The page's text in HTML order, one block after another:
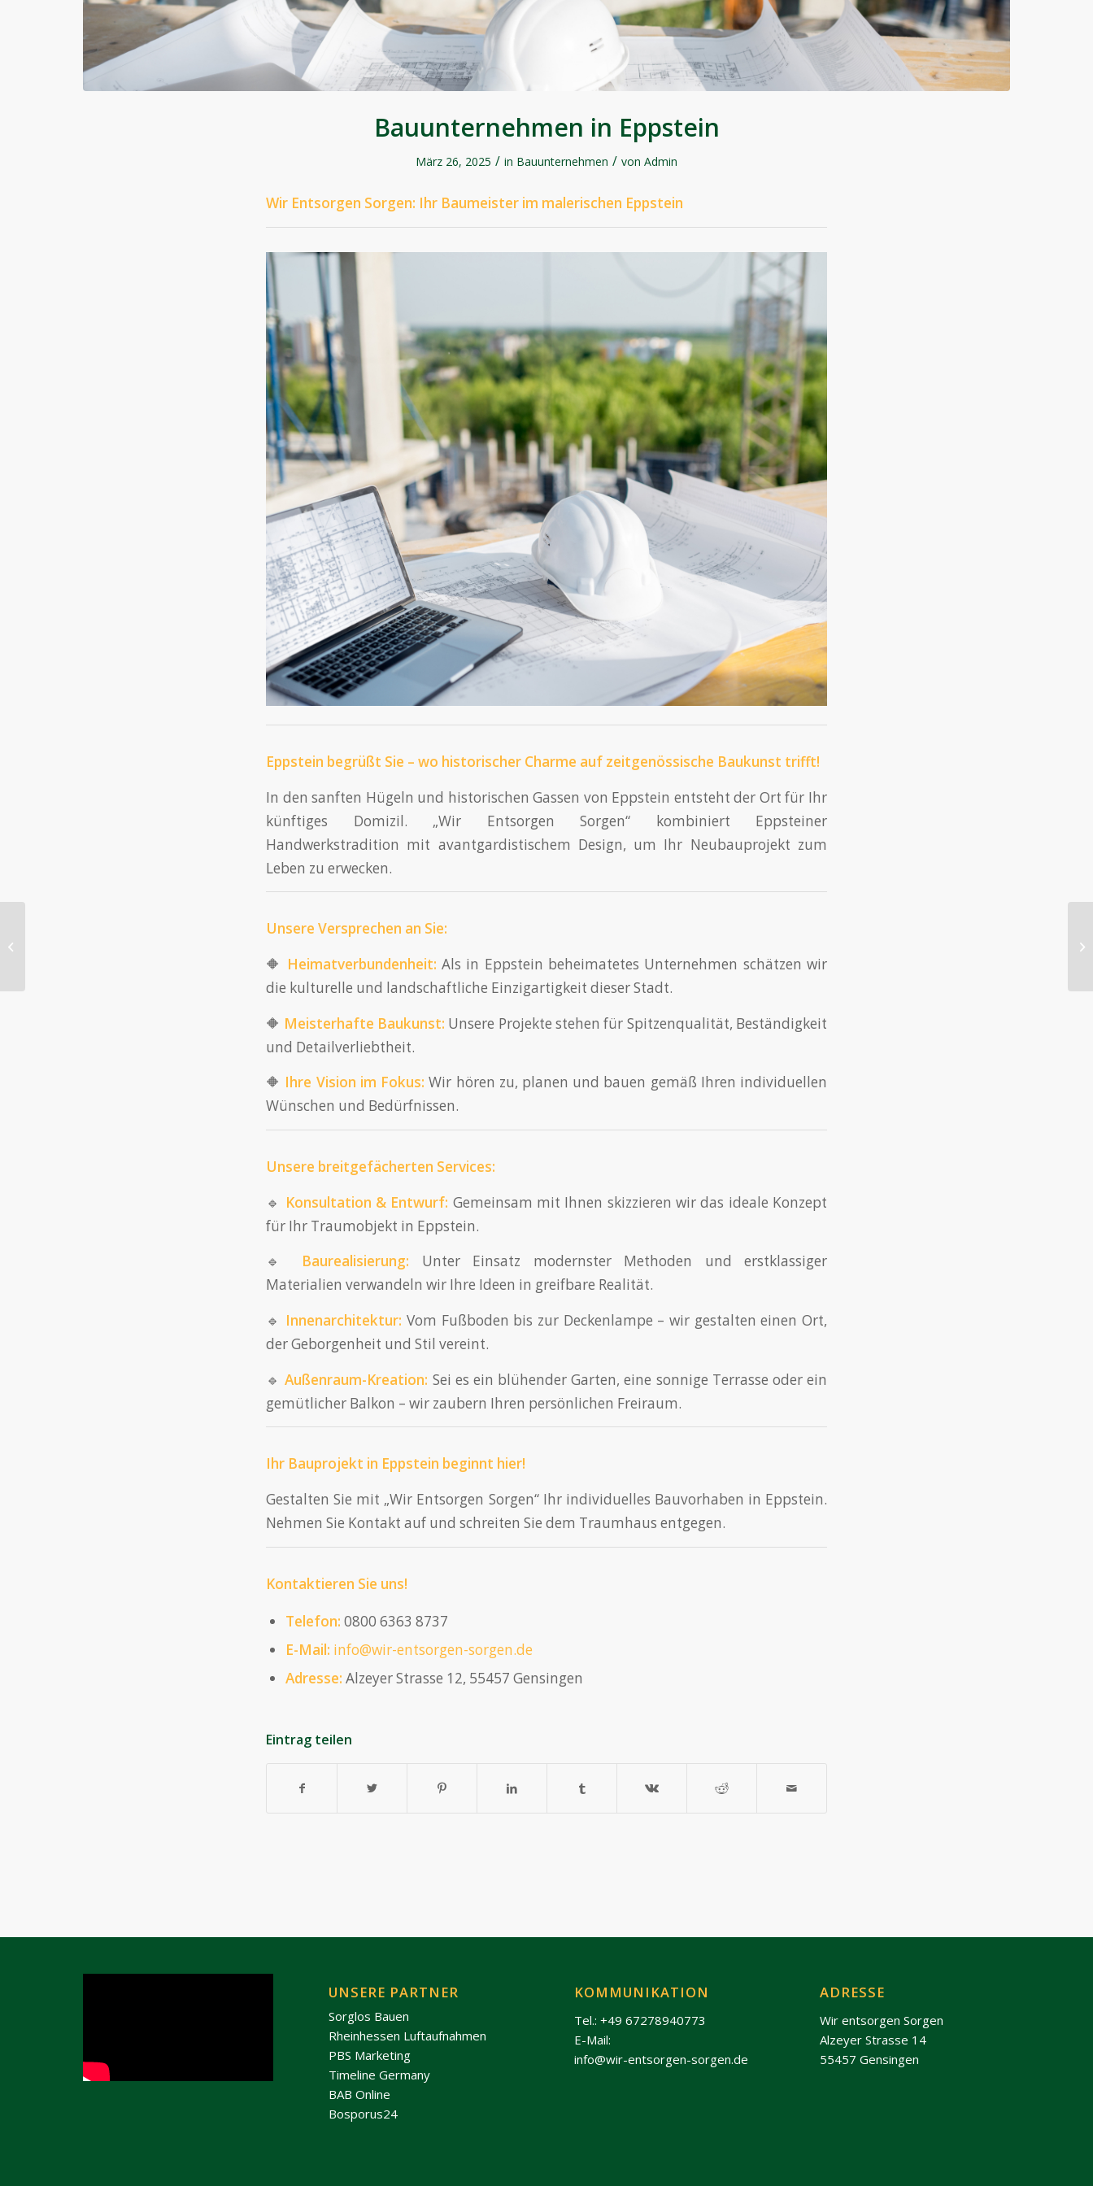
Bauunternehmen in Eppstein
März 26, 2025 / in Bauunternehmen / von Admin
Wir Entsorgen Sorgen: Ihr Baumeister im malerischen Eppstein
Eppstein begrüßt Sie – wo historischer Charme auf zeitgenössische Baukunst trifft!
In den sanften Hügeln und historischen Gassen von Eppstein entsteht der Ort für Ihr
künftiges Domizil. „Wir Entsorgen Sorgen“ kombiniert Eppsteiner
Handwerkstradition mit avantgardistischem Design, um Ihr Neubauprojekt zum
Leben zu erwecken.
Unsere Versprechen an Sie:
🔶 Heimatverbundenheit: Als in Eppstein beheimatetes Unternehmen schätzen wir
die kulturelle und landschaftliche Einzigartigkeit dieser Stadt.
🔶 Meisterhafte Baukunst: Unsere Projekte stehen für Spitzenqualität, Beständigkeit
und Detailverliebtheit.
🔶 Ihre Vision im Fokus: Wir hören zu, planen und bauen gemäß Ihren individuellen
Wünschen und Bedürfnissen.
Unsere breitgefächerten Services:
🔹 Konsultation & Entwurf: Gemeinsam mit Ihnen skizzieren wir das ideale Konzept
für Ihr Traumobjekt in Eppstein.
🔹 Baurealisierung: Unter Einsatz modernster Methoden und erstklassiger
Materialien verwandeln wir Ihre Ideen in greifbare Realität.
🔹 Innenarchitektur: Vom Fußboden bis zur Deckenlampe – wir gestalten einen Ort,
der Geborgenheit und Stil vereint.
🔹Außenraum-Kreation: Sei es ein blühender Garten, eine sonnige Terrasse oder ein
gemütlicher Balkon – wir zaubern Ihren persönlichen Freiraum.
Ihr Bauprojekt in Eppstein beginnt hier!
Gestalten Sie mit „Wir Entsorgen Sorgen“ Ihr individuelles Bauvorhaben in Eppstein.
Nehmen Sie Kontakt auf und schreiten Sie dem Traumhaus entgegen.
Kontaktieren Sie uns!
Telefon: 0800 6363 8737
E-Mail: info@wir-entsorgen-sorgen.de
Adresse: Alzeyer Strasse 12, 55457 Gensingen
Eintrag teilen
UNSERE PARTNER
Sorglos Bauen
Rheinhessen Luftaufnahmen
PBS Marketing
Timeline Germany
BAB Online
Bosporus24
KOMMUNIKATION
Tel.: +49 67278940773
E-Mail:
info@wir-entsorgen-sorgen.de
ADRESSE
Wir entsorgen Sorgen
Alzeyer Strasse 14
55457 Gensingen